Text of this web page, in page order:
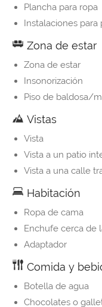
Plancha para ropa
Instalaciones para
Zona de estar
Zona de estar
Insonorización
Piso de baldosa/
Vistas
Vista
Vista a un patio
Vista a una calle
Habitación
Ropa de cama
Enchufe cerca de
Adaptador
Comida y
Botella de agua
Chocolates o